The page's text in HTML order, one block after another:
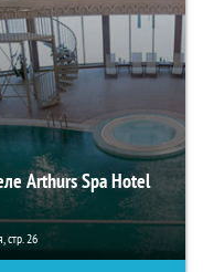
Arthurs Spa Hotel
стр. 26